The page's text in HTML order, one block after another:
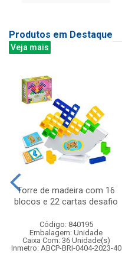
Produtos em Destaque
Veja mais
Torre de madeira com 16
blocos e 22 cartas desafio
Código: 840195
Embalagem: Unidade
Caixa Com: 36 Unidade(s)
Inmetro: ABCP-BRI-0404-2023-40